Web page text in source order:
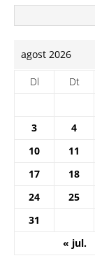
agost 2026
Dl Dt
3
4
10
11
17
18
24
25
31
« jul.